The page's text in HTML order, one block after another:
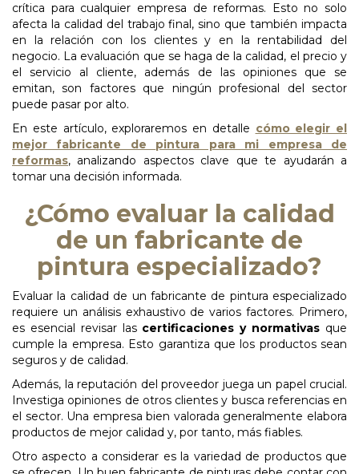
crítica para cualquier empresa de reformas. Esto no solo
afecta la calidad del trabajo final, sino que también impacta
en la relación con los clientes y en la rentabilidad del
negocio. La evaluación que se haga de la calidad, el precio y
el servicio al cliente, además de las opiniones que se
emitan, son factores que ningún profesional del sector
puede pasar por alto.
En este artículo, exploraremos en detalle cómo elegir el
mejor fabricante de pintura para mi empresa de
reformas, analizando aspectos clave que te ayudarán a
tomar una decisión informada.
¿Cómo evaluar la calidad
de un fabricante de
pintura especializado?
Evaluar la calidad de un fabricante de pintura especializado
requiere un análisis exhaustivo de varios factores. Primero,
es esencial revisar las certificaciones y normativas que
cumple la empresa. Esto garantiza que los productos sean
seguros y de calidad.
Además, la reputación del proveedor juega un papel crucial.
Investiga opiniones de otros clientes y busca referencias en
el sector. Una empresa bien valorada generalmente elabora
productos de mejor calidad y, por tanto, más fiables.
Otro aspecto a considerar es la variedad de productos que